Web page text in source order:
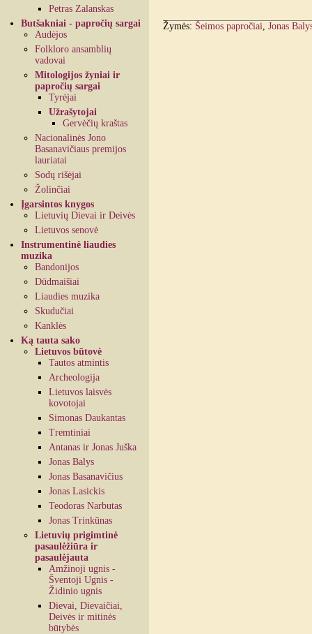
Petras Zalanskas
Butšakniai - papročių sargai
Audėjos
Folkloro ansamblių
vadovai
Mitologijos žyniai ir
papročių sargai
Tyrėjai
Užrašytojai
Gervėčių kraštas
Nacionalinės Jono
Basanavičiaus premijos
lauriatai
Sodų rišėjai
Žolinčiai
Įgarsintos knygos
Lietuvių Dievai ir Deivės
Lietuvos senovė
Instrumentinė liaudies
muzika
Bandonijos
Dūdmaišiai
Liaudies muzika
Skudučiai
Kanklės
Ką tauta sako
Lietuvos būtovė
Tautos atmintis
Archeologija
Lietuvos laisvės
kovotojai
Simonas Daukantas
Tremtiniai
Antanas ir Jonas Juška
Jonas Balys
Jonas Basanavičius
Jonas Lasickis
Teodoras Narbutas
Jonas Trinkūnas
Lietuvių prigimtinė
pasaulėžiūra ir
pasaulėjauta
Amžinoji ugnis -
Šventoji Ugnis -
Židinio ugnis
Dievai, Dievaičiai,
Deivės ir mitinės
būtybės
Žymės: Šeimos papročiai Jonas